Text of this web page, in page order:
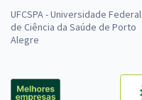
UFCSPA - Universidade Federal
de Ciência da Saúde de Porto
Alegre